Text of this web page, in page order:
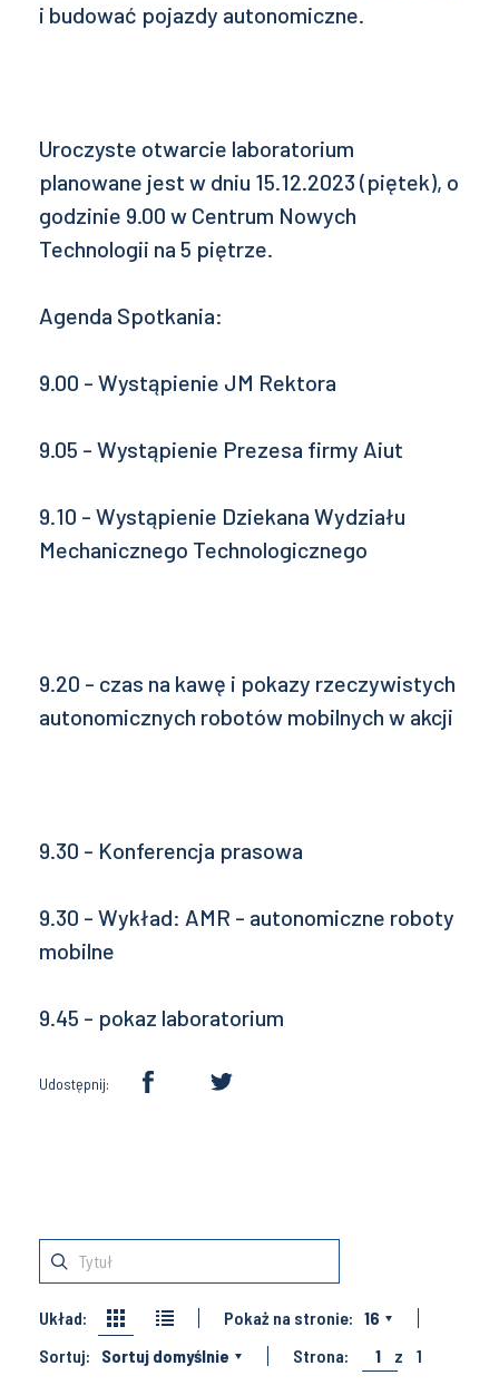
i budować pojazdy autonomiczne.
Uroczyste otwarcie laboratorium
planowane jest w dniu 15.12.2023 (piętek), o
godzinie 9.00 w Centrum Nowych
Technologii na 5 piętrze.
Agenda Spotkania:
9.00 - Wystąpienie JM Rektora
9.05 - Wystąpienie Prezesa firmy Aiut
9.10 - Wystąpienie Dziekana Wydziału
Mechanicznego Technologicznego
9.20 - czas na kawę i pokazy rzeczywistych
autonomicznych robotów mobilnych w akcji
9.30 - Konferencja prasowa
9.30 - Wykład: AMR - autonomiczne roboty
mobilne
9.45 - pokaz laboratorium
Udostępnij:
Układ: Pokaż na stronie: 16
Sortuj:
Sortuj domyślnie Strona: 1 z 1